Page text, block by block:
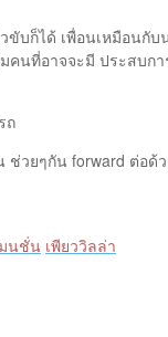
บก็ได้ เพื่อนเหมือนกั
คนที่อาจจะมี ประสบก
ถ
ช่วยๆกัน forward ต่อด้
นชั่น เพียววิลล่า